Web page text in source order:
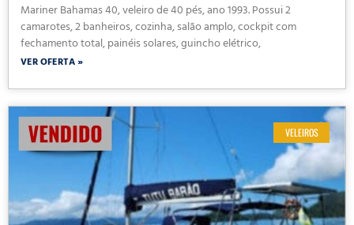
Mariner Bahamas 40, veleiro de 40 pés, ano 1993. Possui 2
camarotes, 2 banheiros, cozinha, salão amplo, cockpit com
fechamento total, painéis solares, guincho elétrico,
VER OFERTA »
VELEIROS